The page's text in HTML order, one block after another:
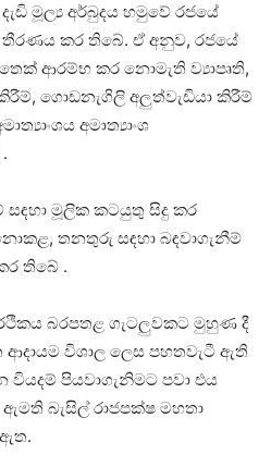
මූල්‍ය අර්බුදය හමුවේ රජයේ
තීරණය කර තිබේ. ඒ අනුව, රජයේ
ආරම්භ කර නොමැති ව්‍යාපෘති,
ගොඩනැගිලි අලුත්වැඩියා කිරීම්
අමාත්‍යාංශ
සඳහා මූලික කටයුතු සිදු කර
තනතුරු සඳහා බඳවාගැනීම්
තිබේ .
බරපතළ ගැටලුවකට මුහුණ දී
විශාල ලෙස පහතවැටී ඇති
වියදම් පියවාගැනිමට පවා එය
බැසිල් රාජපක්ෂ මහතා